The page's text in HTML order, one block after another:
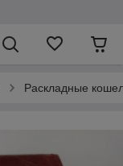
Раскладные